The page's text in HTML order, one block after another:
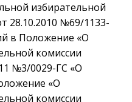
избирательной
28.10.2010 №69/1133-
в Положение «О
комиссии
№3/0029-ГС «О
«О
комиссии